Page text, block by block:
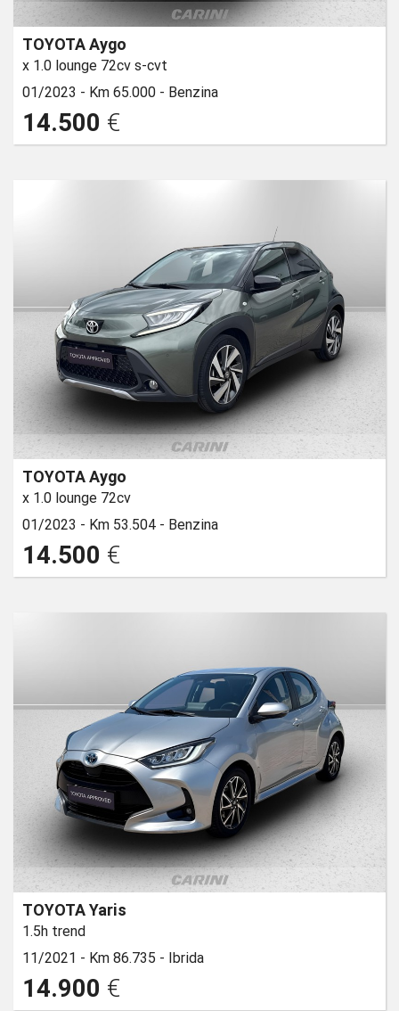
TOYOTA Aygo
x 1.0 lounge 72cv s-cvt
01/2023 - Km 65.000 - Benzina
14.500 €
TOYOTA Aygo
x 1.0 lounge 72cv
01/2023 - Km 53.504 - Benzina
14.500 €
TOYOTA Yaris
1.5h trend
11/2021 - Km 86.735 - Ibrida
14.900 €